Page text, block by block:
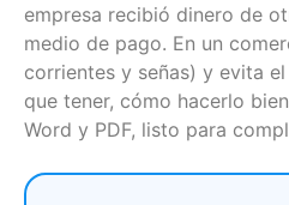
empresa recibió dinero de
medio de pago. En un
corrientes y señas) y evita
que tener, cómo hacerlo
Word y PDF, listo para